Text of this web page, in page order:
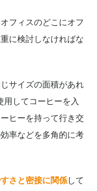
フィスのどこにオフ
に検討しなければな
サイズの面積があれ
用してコーヒーを入
ヒーを持って行き交
率などを多角的に考
さと密接に関係して